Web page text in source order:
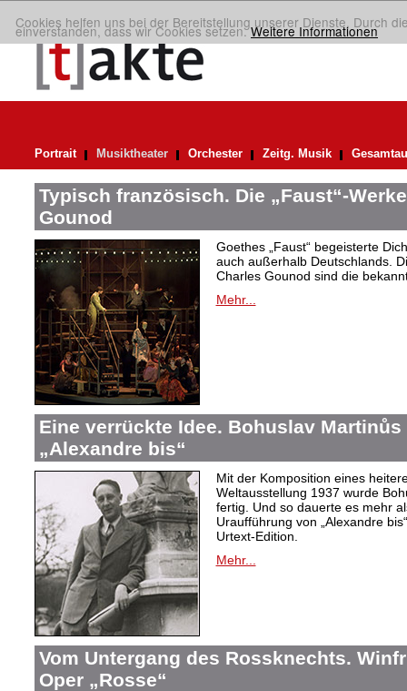
Cookies helfen uns bei der Bereitstellung unserer Dienste. Durch
einverstanden, dass wir Cookies setzen.Weitere Informationen
Portrait Musiktheater Orchester Zeitg. Musik
Typisch französisch. Die „Faust“-
Gounod
Goethes „Faust“ begeisterte
auch außerhalb Deutschlands.
Charles Gounod sind die
Mehr...
Eine verrückte Idee. Bohuslav
„Alexandre bis“
Mit der Komposition eines
Weltausstellung 1937 wurde
fertig. Und so dauerte es mehr
Uraufführung von „Alexandre
Urtext-Edition.
Mehr...
Vom Untergang des Rossknechts.
Oper „Rosse“